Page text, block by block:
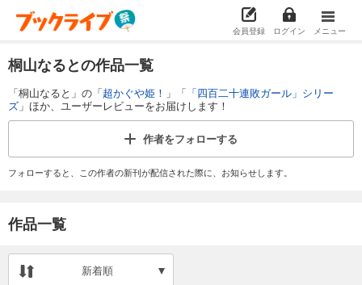
会員登録 ログイン メニュー
桐山なるとの作品一覧
「桐山なると」の「超かぐや姫！ 」「 「四百二十連敗ガール」シリー
ズ 」ほか、ユーザーレビューをお届けします！
作者をフォローする
フォローすると、この作者の新刊が配信された際に、お知らせします。
作品一覧
新着順